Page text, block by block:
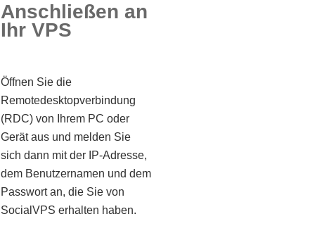
Anschließen an
Ihr VPS
Öffnen Sie die
Remotedesktopverbindung
(RDC) von Ihrem PC oder
Gerät aus und melden Sie
sich dann mit der IP-Adresse,
dem Benutzernamen und dem
Passwort an, die Sie von
SocialVPS erhalten haben.